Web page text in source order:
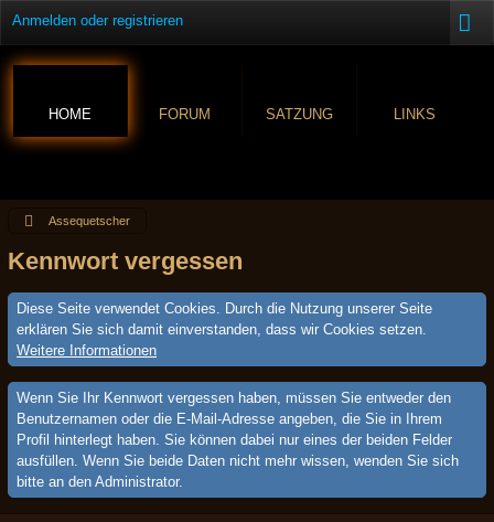
Anmelden oder registrieren
HOME FORUM SATZUNG LINKS
Assequetscher
Kennwort vergessen
Diese Seite verwendet Cookies. Durch die Nutzung unserer Seite
erklären Sie sich damit einverstanden, dass wir Cookies setzen.
Weitere Informationen
Wenn Sie Ihr Kennwort vergessen haben, müssen Sie entweder den
Benutzernamen oder die E-Mail-Adresse angeben, die Sie in Ihrem
Profil hinterlegt haben. Sie können dabei nur eines der beiden Felder
ausfüllen. Wenn Sie beide Daten nicht mehr wissen, wenden Sie sich
bitte an den Administrator.